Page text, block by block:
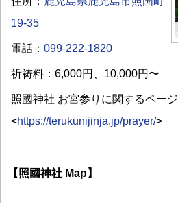
19-35
電話： 099-222-1820
祈祷料：6,000円、10,000円〜
照國神社 お宮参りに関するページ
<https://terukunijinja.jp/prayer/>
【照國神社 Map】